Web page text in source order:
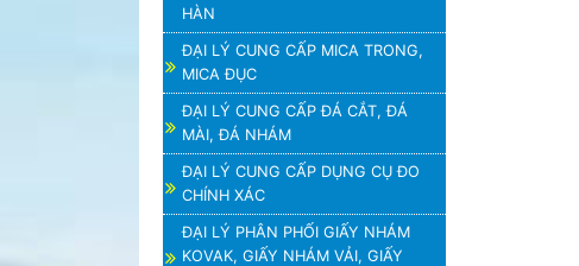
HÀN
ĐẠI LÝ CUNG CẤP MICA TRONG,
MICA ĐỤC
ĐẠI LÝ CUNG CẤP ĐÁ CẮT, ĐÁ
MÀI, ĐÁ NHÁM
ĐẠI LÝ CUNG CẤP DỤNG CỤ ĐO
CHÍNH XÁC
ĐẠI LÝ PHÂN PHỐI GIẤY NHÁM
KOVAK, GIẤY NHÁM VẢI, GIẤY